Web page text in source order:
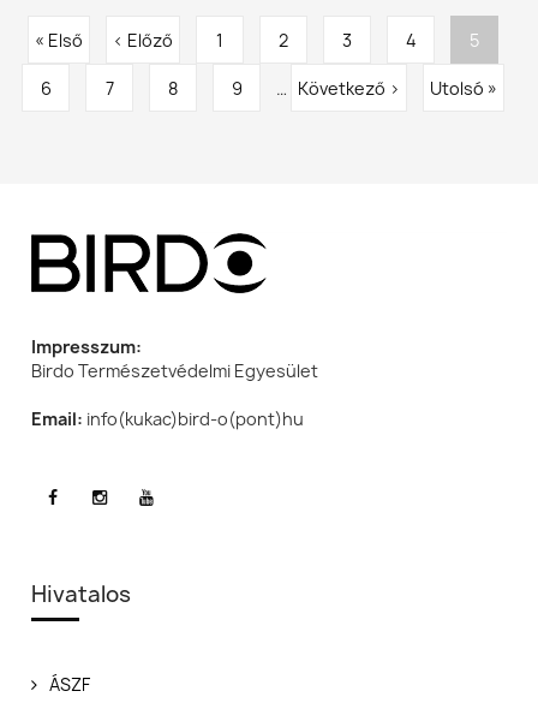
Oldalszámozás
Első
oldal
« Első Előző
oldal
‹ Előző Oldal
1 Oldal
2 Oldal
3 Oldal
4
oldal
5
Oldal
6 Oldal
7 Oldal
8 Oldal
9 … Következő
Következő › Utolsó
Utolsó »
Impresszum:
Birdo Természetvédelmi Egyesület
Email: info(kukac)bird-o(pont)hu
Hivatalos
ÁSZF